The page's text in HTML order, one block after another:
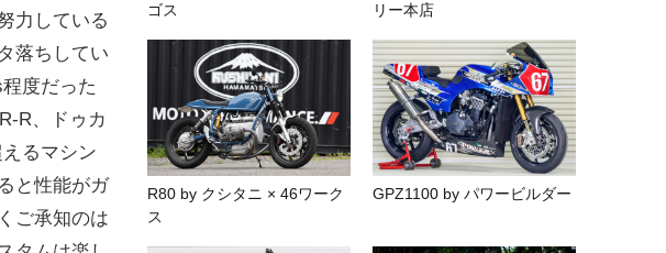
力している
落ちしてい
度だった
R、ドゥカ
るマシン
と性能がガ
ご承知のは
ゴス
リー本店
R80 by クシタニ × 46ワーク
ス
GPZ1100 by パワービルダー